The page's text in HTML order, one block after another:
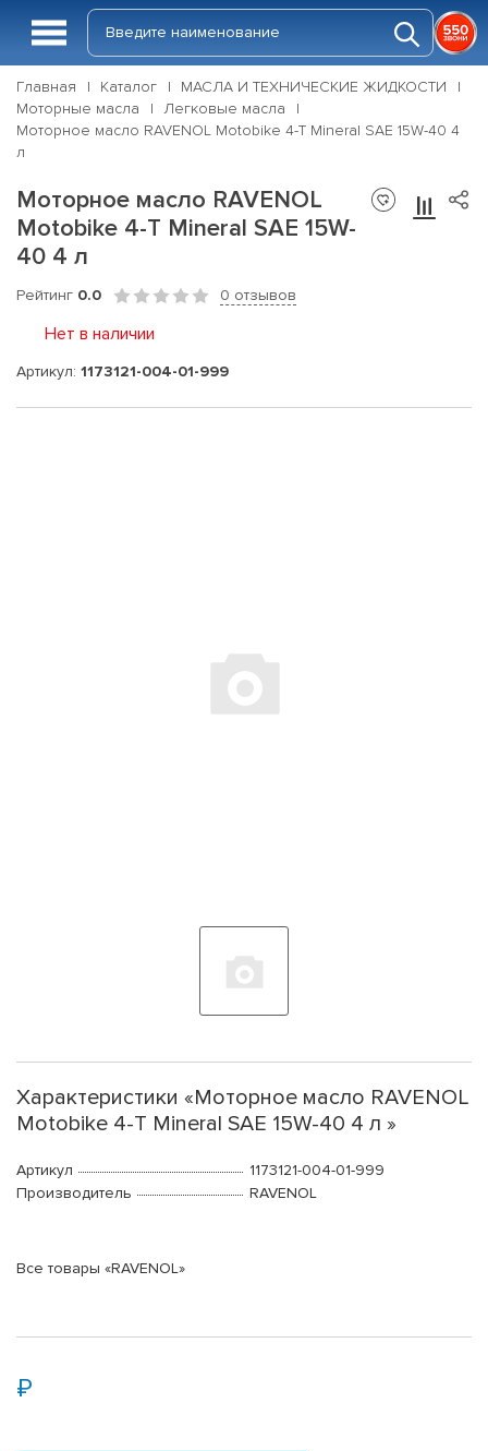
Главная Каталог
МАСЛА И ТЕХНИЧЕСКИЕ ЖИДКОСТИ
Моторные масла
Легковые масла
Моторное масло RAVENOL Motobike 4-T Mineral SAE 15W-40 4
л
Моторное масло RAVENOL
Motobike 4-T Mineral SAE 15W-
40 4 л
Рейтинг 0.0 0 отзывов
Нет в наличии
Артикул: 1173121-004-01-999
Характеристики «Моторное масло RAVENOL
Motobike 4-T Mineral SAE 15W-40 4 л »
Артикул
1173121-004-01-999
Производитель
RAVENOL
Все товары «RAVENOL»